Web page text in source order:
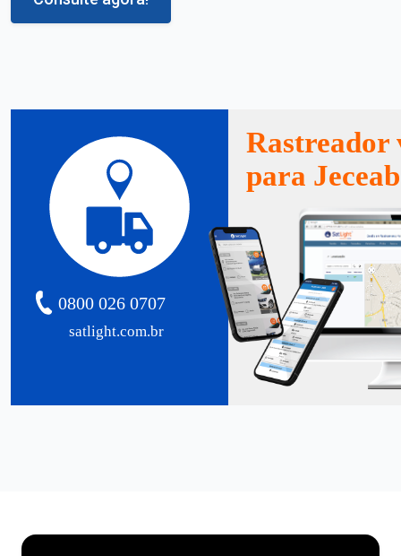
satlight.com.br
0800 026 0707
Rastreador
para